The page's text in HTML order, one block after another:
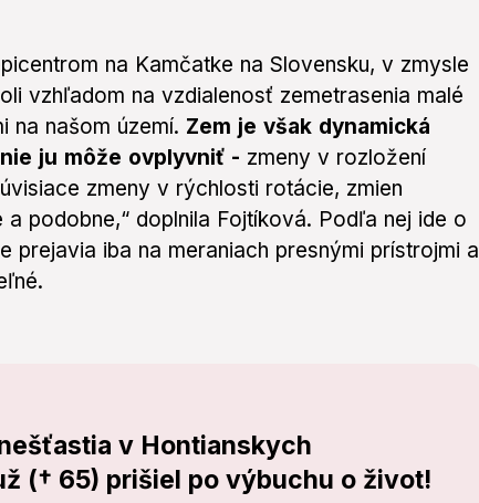
na Kamčatke na Slovensku, v zmysle
vzhľadom na vzdialenosť zemetrasenia malé
na našom území. Zem je však dynamická
ju môže ovplyvniť - zmeny v rozložení
zmeny v rýchlosti rotácie, zmien
podobne,“ doplnila Fojtíková. Podľa nej ide o
prejavia iba na meraniach presnými prístrojmi a
v Hontianskych
(† 65) prišiel po výbuchu o život!